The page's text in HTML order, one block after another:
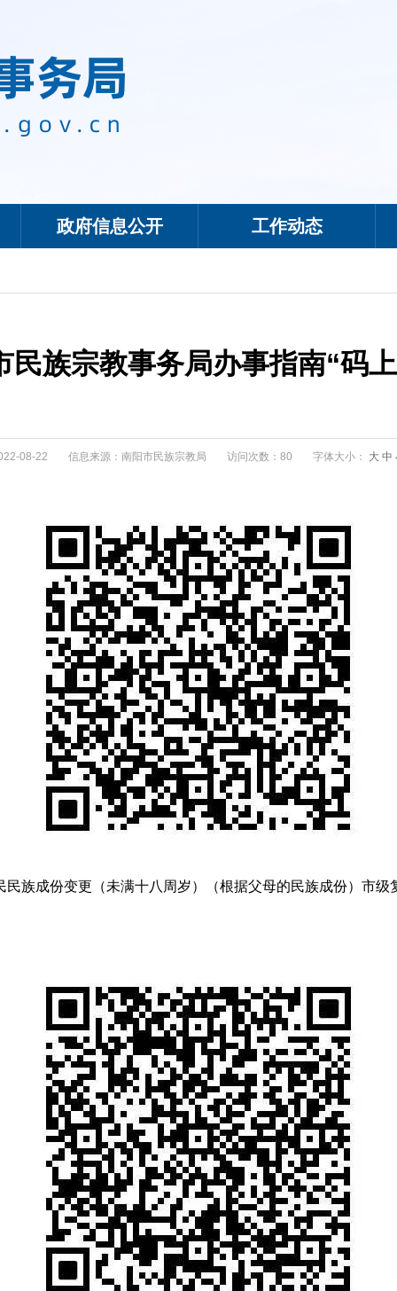
政府信息公开 工作动态
民族宗教事务局办事指南“码
08-22 信息来源：南阳市民族宗教局 访问次数：80 字体大小： 大 中
民族成份变更（未满十八周岁）（根据父母的民族成份）市级